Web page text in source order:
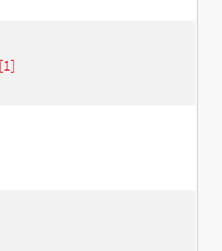
[1]